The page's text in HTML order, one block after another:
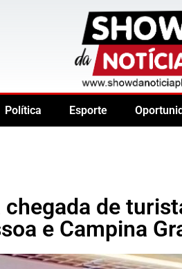
Política Esporte
de
e Campina